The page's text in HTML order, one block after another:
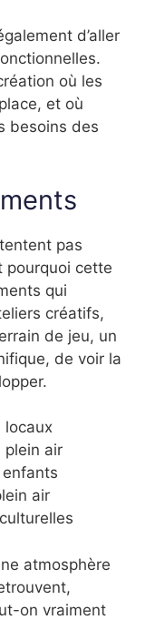
d’aller
où les
et où
besoins des
pas
pourquoi cette
qui
créatifs,
de jeu, un
de voir la
locaux
plein air
air
atmosphère
on vraiment